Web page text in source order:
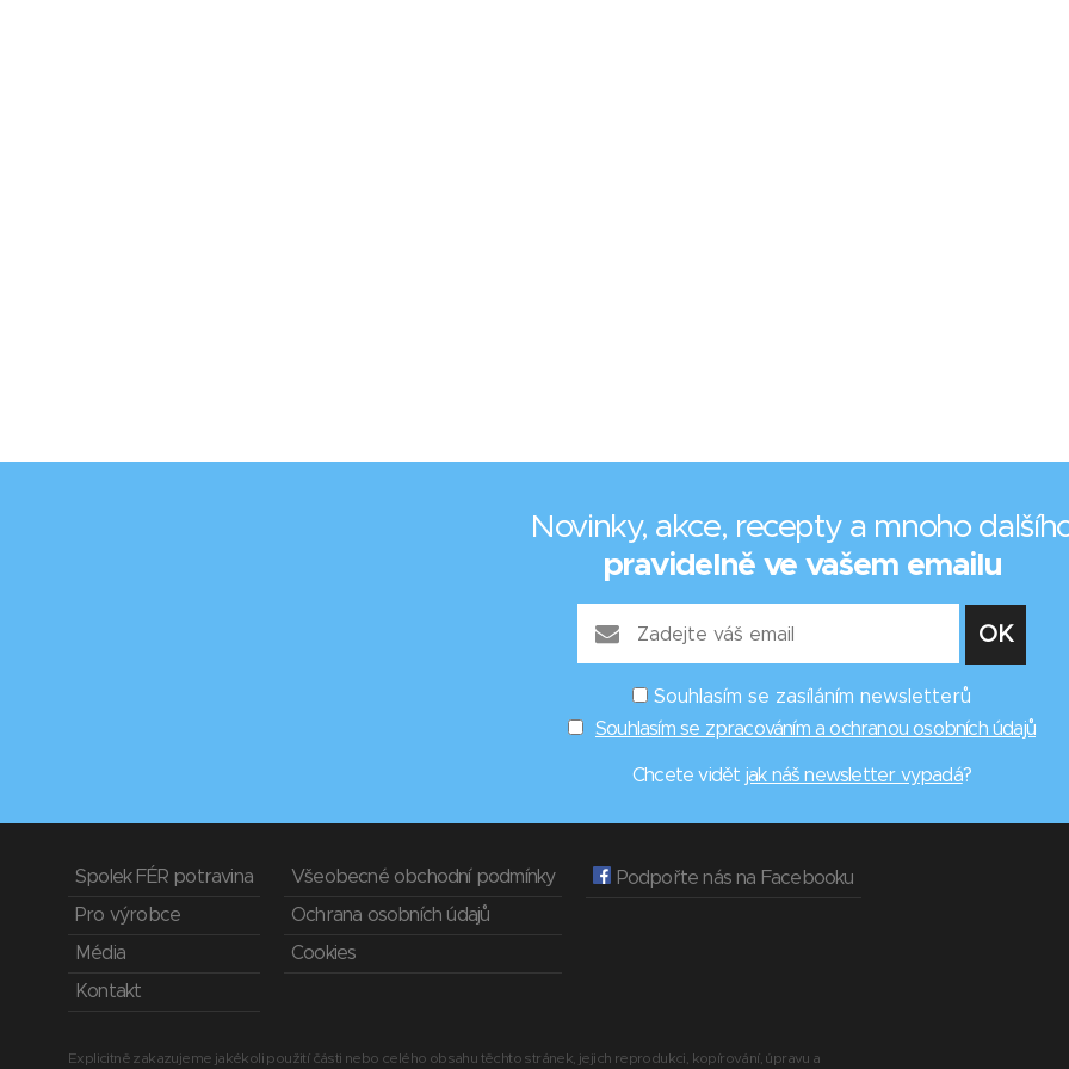
Novinky, akce, recepty a mnoho
pravidelně ve vašem emailu
Souhlasím se zasíláním newsletterů
Souhlasím se zpracováním a ochranou osobních údajů
Chcete vidět jak náš newsletter vypadá?
Spolek FÉR potravina
Pro výrobce
Média
Kontakt
Všeobecné obchodní podmínky
Ochrana osobních údajů
Cookies
Podpořte nás na Facebooku
Explicitně zakazujeme jakékoli použití části nebo celého obsahu těchto stránek, jejich reprodukci, kopírování, úpravu a